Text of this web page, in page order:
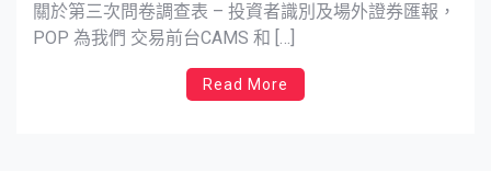
關於第三次問卷調查表 – 投資者識別及場外證券匯報，
POP 為我們 交易前台CAMS 和 […]
Read More